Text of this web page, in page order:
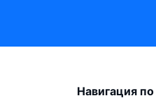
Навигация